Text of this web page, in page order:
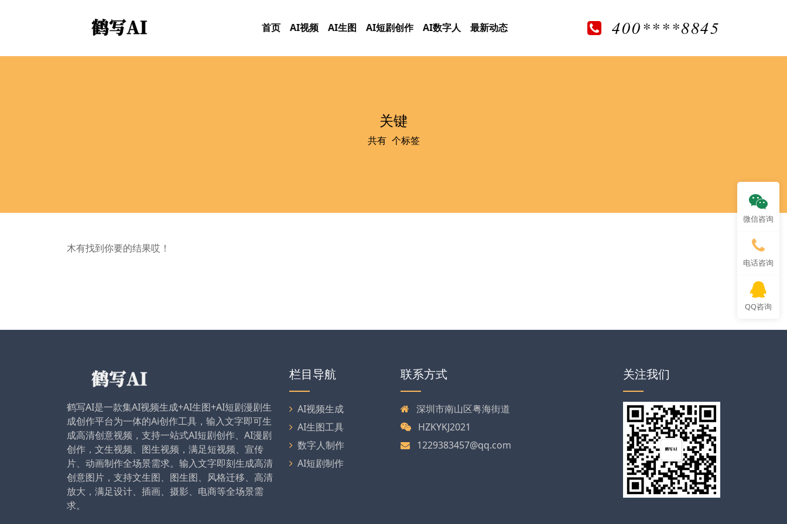
首页 AI视频 AI生图 AI短剧创作 AI数字人 最新动态 400****8845
关键
共有0 个标签
木有找到你要的结果哎！
鹤写AI是一款集AI视频生成+AI生图+AI短剧漫剧生
成创作平台为一体的Ai创作工具，输入文字即可生
成高清创意视频，支持一站式AI短剧创作、AI漫剧
创作，文生视频、图生视频，满足短视频、宣传
片、动画制作全场景需求。输入文字即刻生成高清
创意图片，支持文生图、图生图、风格迁移、高清
放大，满足设计、插画、摄影、电商等全场景需
求。
栏目导航
AI视频生成
AI生图工具
数字人制作
AI短剧制作
联系方式
深圳市南山区粤海街道
HZKYKJ2021
1229383457@qq.com
关注我们
微信咨询
电话咨询
QQ咨询